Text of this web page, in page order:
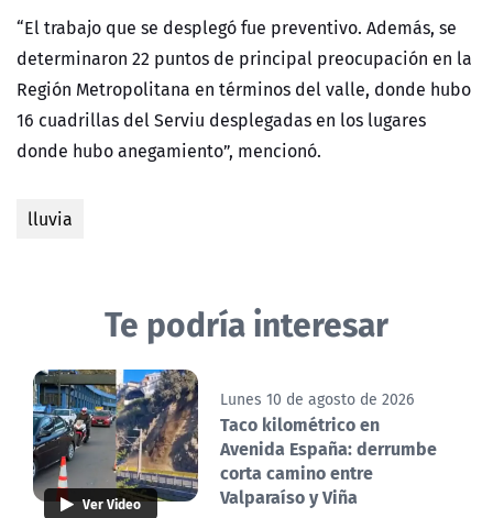
“El trabajo que se desplegó fue preventivo. Además, se
determinaron 22 puntos de principal preocupación en la
Región Metropolitana en términos del valle, donde hubo
16 cuadrillas del Serviu desplegadas en los lugares
donde hubo anegamiento”, mencionó.
lluvia
Te podría interesar
Ver Video
Lunes 10 de agosto de 2026
Taco kilométrico en
Avenida España: derrumbe
corta camino entre
Valparaíso y Viña